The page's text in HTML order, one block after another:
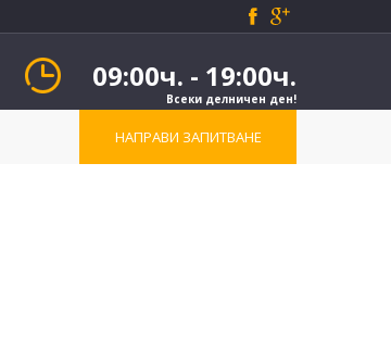
09:00ч. - 19:00ч.
Всеки делничен ден!
НАПРАВИ ЗАПИТВАНЕ